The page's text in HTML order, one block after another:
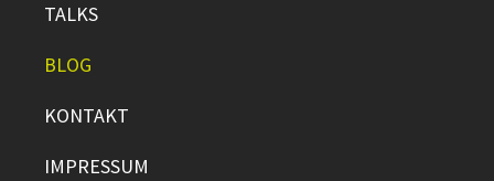
TALKS
BLOG
KONTAKT
IMPRESSUM